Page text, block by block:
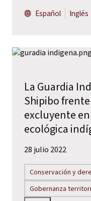
Español
Inglés
La Guardia
Shipibo
excluyente
ecológica
28 julio 2022
Conservación y
Gobernanza